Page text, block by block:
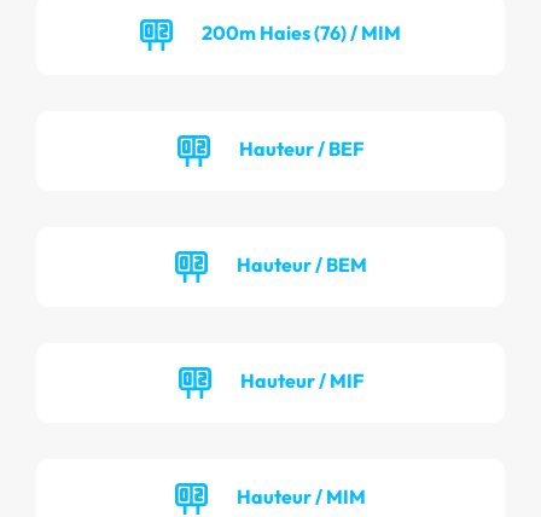
200m Haies (76) / MIM
Hauteur / BEF
Hauteur / BEM
Hauteur / MIF
Hauteur / MIM